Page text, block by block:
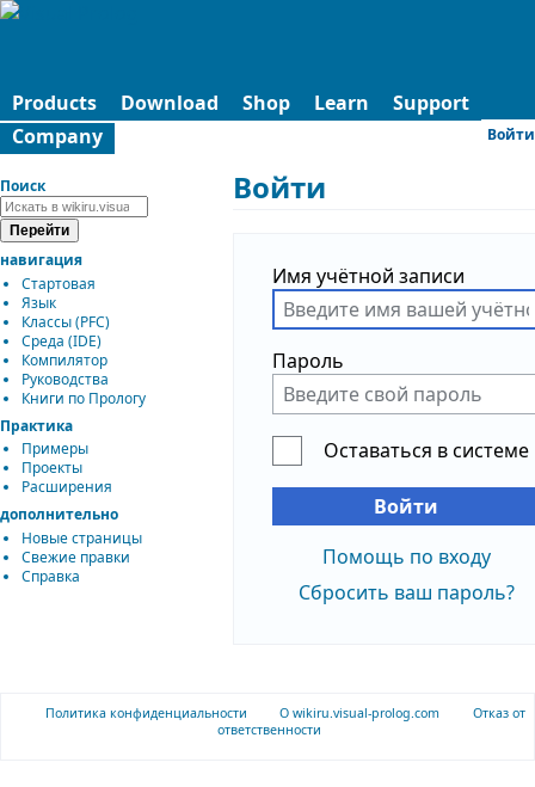
Products Download Shop Learn
Support
Company
Войти
Имя учётной записи
Пароль
Оставаться в системе
Войти
Помощь по входу
Сбросить ваш пароль?
Поиск
навигация
Стартовая
Язык
Классы (PFC)
Среда (IDE)
Компилятор
Руководства
Книги по Прологу
Практика
Примеры
Проекты
Расширения
дополнительно
Новые страницы
Свежие правки
Справка
Войти
Политика конфиденциальности О wikiru.visual-prolog.com
Отказ от
ответственности